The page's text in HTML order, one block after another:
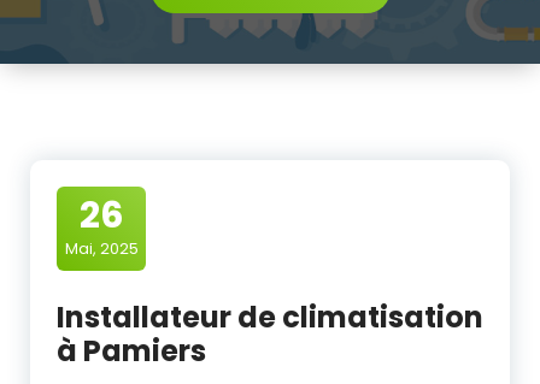
26
Mai, 2025
Installateur de climatisation
à Pamiers